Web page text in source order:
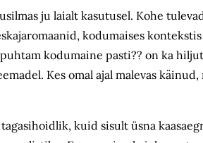
ju laialt kasutusel. Kohe
kodumaises
kodumaine pasti?? on ka
Kes omal ajal malevas
kuid sisult üsna